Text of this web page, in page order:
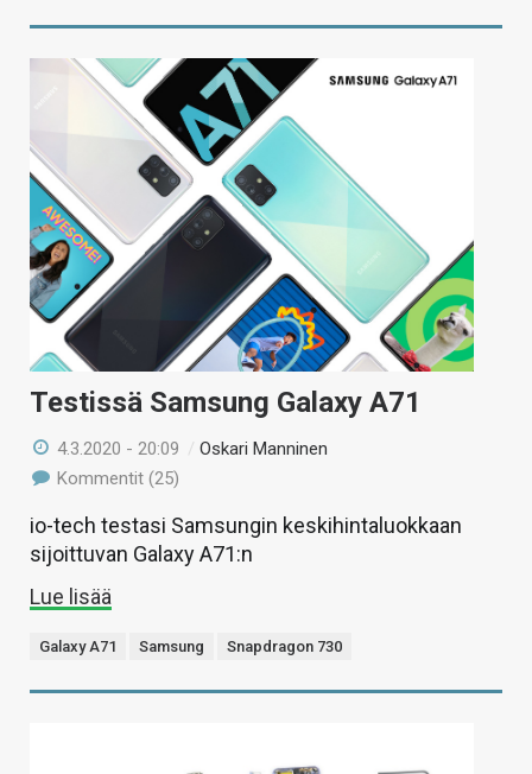
Testissä Samsung Galaxy A71
4.3.2020 - 20:09 /Oskari Manninen
Kommentit (25)
io-tech testasi Samsungin keskihintaluokkaan
sijoittuvan Galaxy A71:n
Lue lisää
Galaxy A71 Samsung Snapdragon 730